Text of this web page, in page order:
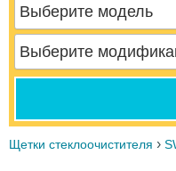
Выберите модель
Выберите
Щетки стеклоочистителя ›